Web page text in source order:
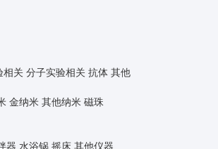
相关 分子实验相关 抗体 其他
金纳米 其他纳米 磁珠
器 水浴锅 摇床 其他仪器